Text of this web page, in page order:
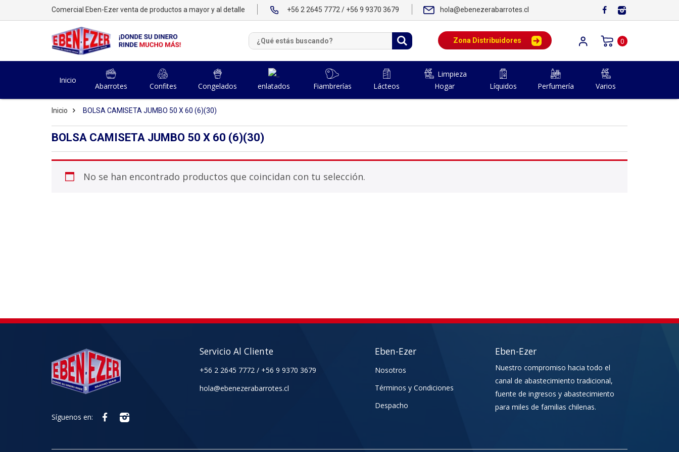
Comercial Eben-Ezer venta de productos a mayor y al detalle +56 2 2645 7772 / +56 9 9370 3679 hola@ebenezerabarrotes.cl
Zona Distribuidores 0
Inicio
Abarrotes Confites Congelados enlatados Fiambrerías Lácteos
Limpieza
Hogar
Líquidos Perfumería Varios
Inicio BOLSA CAMISETA JUMBO 50 X 60 (6)(30)
BOLSA CAMISETA JUMBO 50 X 60 (6)(30)
No se han encontrado productos que coincidan con tu selección.
Síguenos en:
Servicio Al Cliente
+56 2 2645 7772 / +56 9 9370 3679
hola@ebenezerabarrotes.cl
Eben-Ezer
Nosotros
Términos y Condiciones
Despacho
Eben-Ezer
Nuestro compromiso hacia todo el
canal de abastecimiento tradicional,
fuente de ingresos y abastecimiento
para miles de familias chilenas.